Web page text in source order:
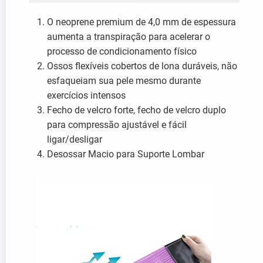
O neoprene premium de 4,0 mm de espessura
aumenta a transpiração para acelerar o
processo de condicionamento físico
Ossos flexíveis cobertos de lona duráveis, não
esfaqueiam sua pele mesmo durante
exercícios intensos
Fecho de velcro forte, fecho de velcro duplo
para compressão ajustável e fácil
ligar/desligar
Desossar Macio para Suporte Lombar